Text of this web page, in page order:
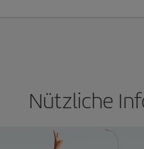
Nützliche